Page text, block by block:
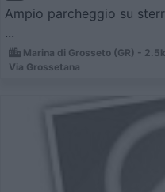
Ampio parcheggio su
...
Marina di Grosseto (GR) -
Via Grossetana